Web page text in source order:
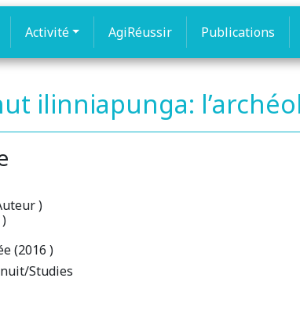
Activité AgiRéussir Publications
ilinniapunga:
)
(2016 )
Studies